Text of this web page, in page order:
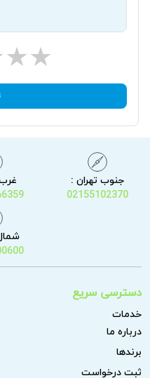
جنوب تهران :
02155102370
دسترسی سریع
خدمات
درباره ما
برندها
ثبت درخواست